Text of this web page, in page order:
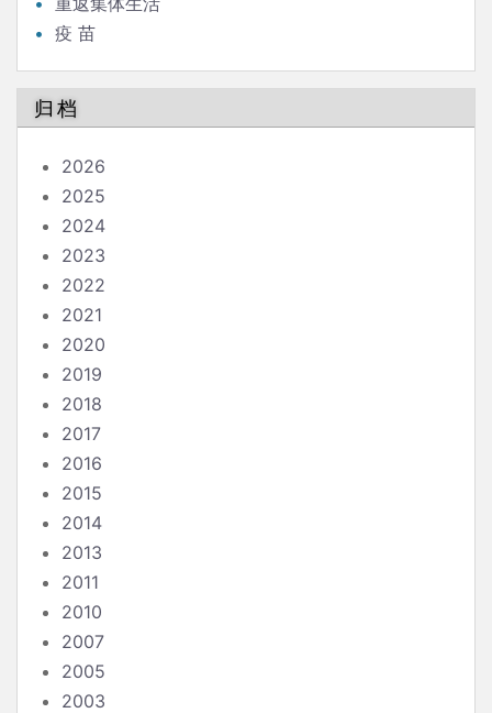
疫 苗
归档
2026
2025
2024
2023
2022
2021
2020
2019
2018
2017
2016
2015
2014
2013
2011
2010
2007
2005
2003